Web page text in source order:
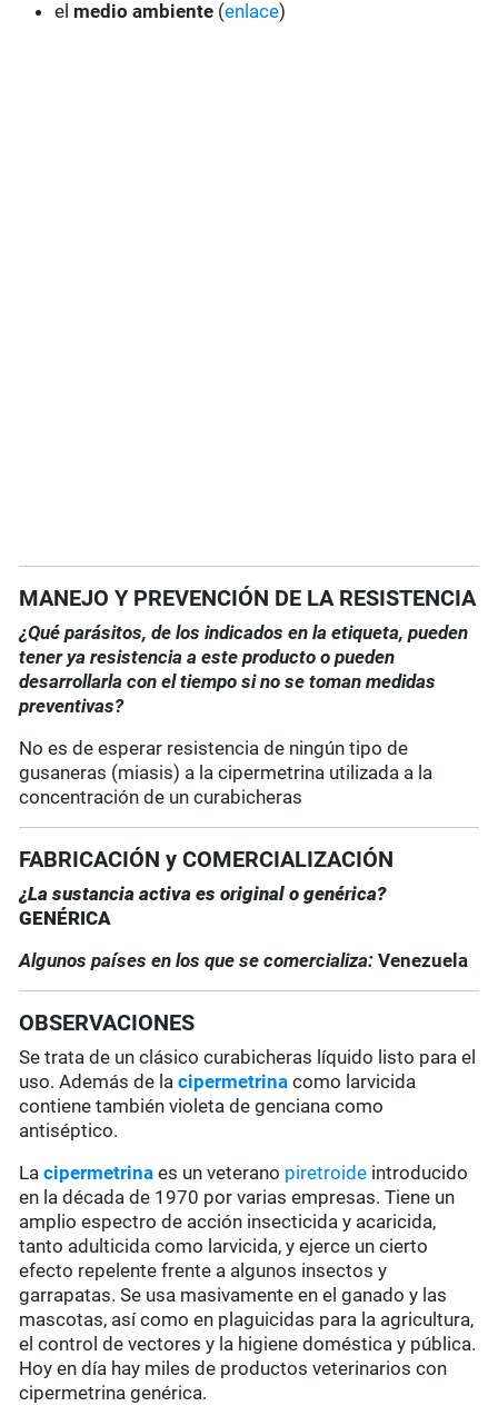
el medio ambiente (enlace)
MANEJO Y PREVENCIÓN DE LA RESISTENCIA
¿Qué parásitos, de los indicados en la etiqueta, pueden
tener ya resistencia a este producto o pueden
desarrollarla con el tiempo si no se toman medidas
preventivas?
No es de esperar resistencia de ningún tipo de
gusaneras (miasis) a la cipermetrina utilizada a la
concentración de un curabicheras
FABRICACIÓN y COMERCIALIZACIÓN
¿La sustancia activa es original o genérica?
GENÉRICA
Algunos países en los que se comercializa:Venezuela
OBSERVACIONES
Se trata de un clásico curabicheras líquido listo para el
uso. Además de lacipermetrina como larvicida
contiene también violeta de genciana como
antiséptico.
Lacipermetrinaes un veterano piretroide introducido
en la década de 1970 por varias empresas. Tiene un
amplio espectro de acción insecticida y acaricida,
tanto adulticida como larvicida, y ejerce un cierto
efecto repelente frente a algunos insectos y
garrapatas. Se usa masivamente en el ganado y las
mascotas, así como en plaguicidas para la agricultura,
el control de vectores y la higiene doméstica y pública.
Hoy en día hay miles de productos veterinarios con
cipermetrina genérica.